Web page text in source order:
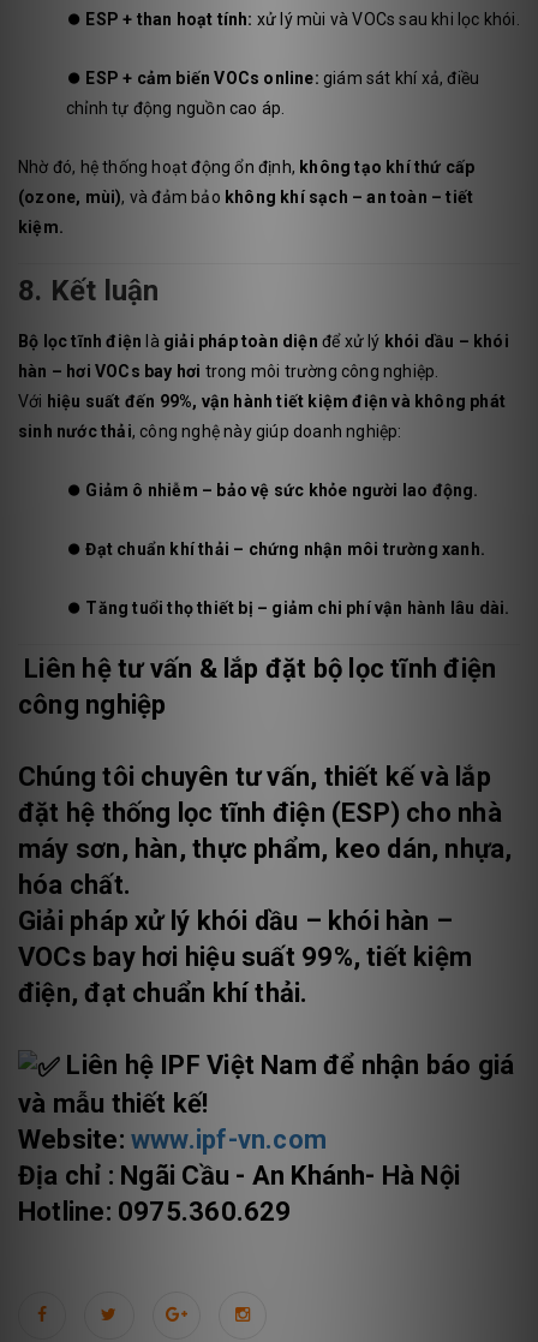
⏺️ ESP + than hoạt tính: xử lý mùi và VOCs sau khi lọc khói.
⏺️ ESP + cảm biến VOCs online: giám sát khí xả, điều
chỉnh tự động nguồn cao áp.
Nhờ đó, hệ thống hoạt động ổn định, không tạo khí thứ cấp
(ozone, mùi), và đảm bảo không khí sạch – an toàn – tiết
kiệm.
8. Kết luận
Bộ lọc tĩnh điện là giải pháp toàn diện để xử lý khói dầu – khói
hàn – hơi VOCs bay hơi trong môi trường công nghiệp.
Với hiệu suất đến 99%, vận hành tiết kiệm điện và không phát
sinh nước thải, công nghệ này giúp doanh nghiệp:
⏺️ Giảm ô nhiễm – bảo vệ sức khỏe người lao động.
⏺️Đạt chuẩn khí thải – chứng nhận môi trường xanh.
⏺️ Tăng tuổi thọ thiết bị – giảm chi phí vận hành lâu dài.
Liên hệ tư vấn & lắp đặt bộ lọc tĩnh điện
công nghiệp
Chúng tôi chuyên tư vấn, thiết kế và lắp
đặt hệ thống lọc tĩnh điện (ESP) cho nhà
máy sơn, hàn, thực phẩm, keo dán, nhựa,
hóa chất.
Giải phápxử lý khói dầu – khói hàn –
VOCs bay hơi hiệu suất 99%, tiết kiệm
điện, đạt chuẩn khí thải.
Liên hệ IPF Việt Nam để nhận báo giá
và mẫu thiết kế!
Website: www.ipf-vn.com
Địa chỉ : Ngãi Cầu - An Khánh- Hà Nội
Hotline: 0975.360.629